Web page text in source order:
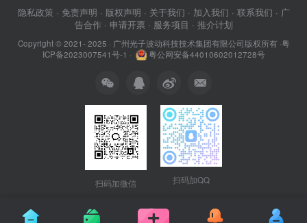
隐私政策 · 免责声明 · 版权声明 · 关于我们 · 加入我们 · 联系我们 · 广
告合作 · 申请开票 · 服务项目 · 推介计划
Copyright © 2021- 2025 · 广州光子波动科技技术集团有限公司版权所有·粤
ICP备2023007541号-1 · 粤公网安备44010602012728号
扫码加微信 扫码加QQ